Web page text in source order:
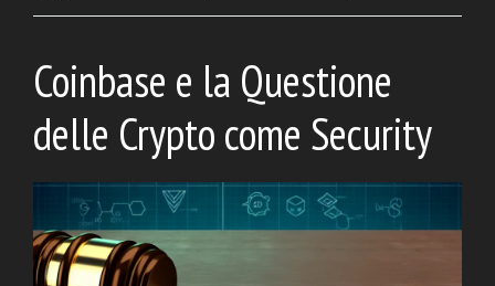
Coinbase e la Questione
delle Crypto come Security